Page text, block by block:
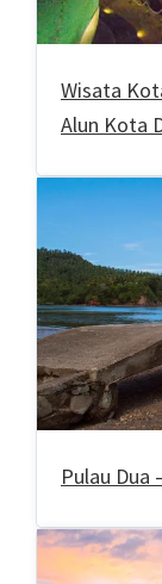
Wisata
Alun Kota
Pulau Dua